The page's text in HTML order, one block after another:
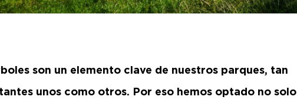
son un elemento clave de nuestros parques, tan
unos como otros. Por eso hemos optado no solo